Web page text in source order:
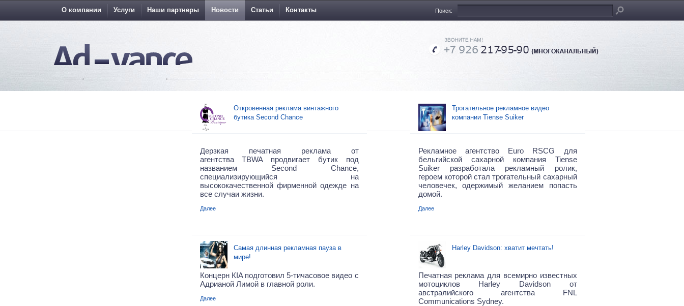
О компании Услуги Наши партнеры Новости Статьи Контакты Поиск:
Откровенная реклама винтажного
бутика Second Chance
Дерзкая печатная реклама от
агентства TBWA продвигает бутик под
названием Second Chance,
специализирующийся на
высококачественной фирменной одежде на
все случаи жизни.
Далее
Самая длинная рекламная пауза в
мире!
Концерн КIA подготовил 5-тичасовое видео с
Адрианой Лимой в главной роли.
Далее
Трогательное рекламное видео
компании Tiense Suiker
Рекламное агентство Euro RSCG для
бельгийской сахарной компания Tiense
Suiker разработала рекламный ролик,
героем которой стал трогательный сахарный
человечек, одержимый желанием попасть
домой.
Далее
Harley Davidson: хватит мечтать!
Печатная реклама для всемирно известных
мотоциклов Harley Davidson от
австралийского агентства FNL
Communications Sydney.